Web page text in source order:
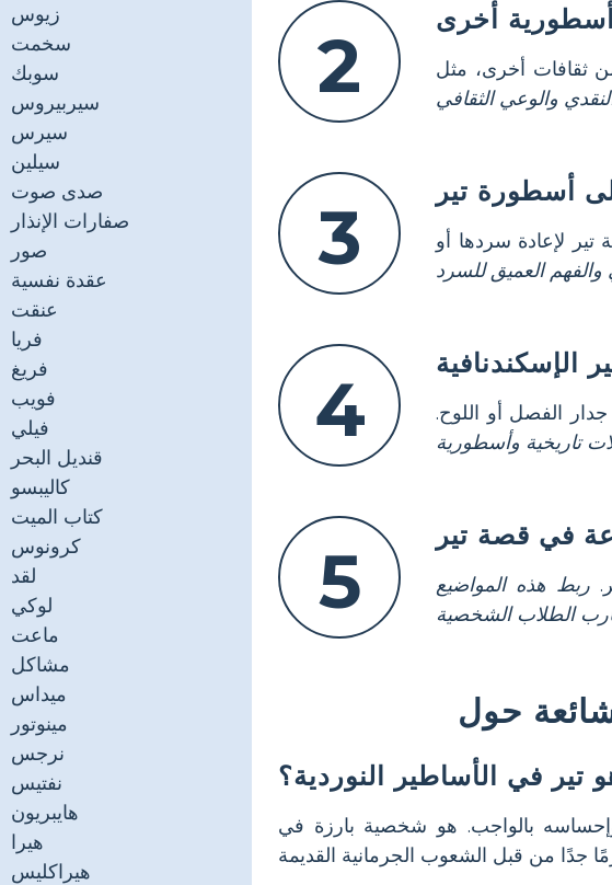
زيوس
سخمت
سوبك
سيربيروس
سيرس
سيلين
صدى صوت
صفارات الإنذار
صور
عقدة نفسية
عنقت
فريا
فريغ
فويب
فيلي
قنديل البحر
كاليبسو
كتاب الميت
كرونوس
لقد
لوكي
ماعت
مشاكل
ميداس
مينوتور
نرجس
نفتيس
هايبريون
هيرا
هيراكليس
2
أخرى
ثقافات أخرى، مثل
والوعي الثقافي
3
أسطورة تير
لإعادة سردها أو
العميق للسرد
4
الإسكندنافية
الفصل أو اللوح.
تاريخية وأسطورية
5
في قصة تير
ربط هذه المواضيع
الطلاب الشخصية
تير في الأساطير النوردية؟
بالواجب. هو شخصية بارزة في